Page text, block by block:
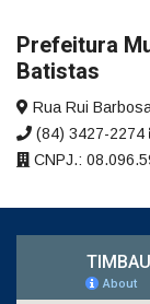
Prefeitura
Batistas
Rua Rui
(84) 3427-2274
CNPJ.: